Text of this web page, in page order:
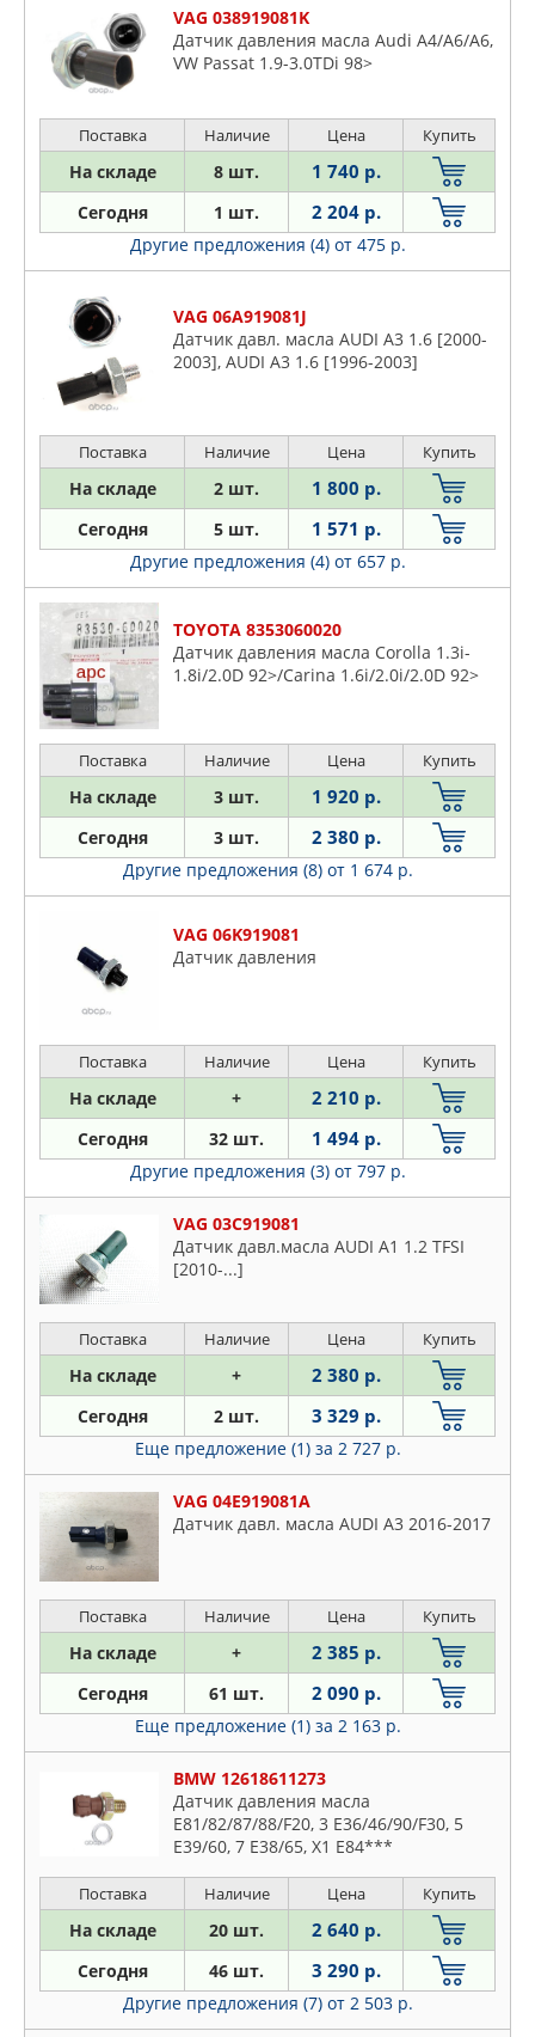
PEUGEOT
QUATTRO FRENI
RENAULT
SANKEI
SASIC
SAT
SSANGYONG
STARTVOLT
STELLOX
SUBARU
SUZUKI
SWAG
TAMA
TATSUMI
TOYOTA
TRUCKTEC AUTOMOTIVE
VIKA
VOLVO
ZENTPARTS
ZIKMAR
ZOMMER
VAG 038919081K
Датчик давления масла Audi A4/A6/A6,
VW Passat 1.9-3.0TDi 98>
Поставка Наличие Цена Купить
На складе 8 шт. 1 740 р.
Сегодня 1 шт. 2 204 р.
Другие предложения (4) от 475 р.
VAG 06A919081J
Датчик давл. масла AUDI A3 1.6 [2000-
2003], AUDI A3 1.6 [1996-2003]
Поставка Наличие Цена Купить
На складе 2 шт. 1 800 р.
Сегодня 5 шт. 1 571 р.
Другие предложения (4) от 657 р.
TOYOTA 8353060020
Датчик давления масла Corolla 1.3i-
1.8i/2.0D 92>/Carina 1.6i/2.0i/2.0D 92>
Поставка Наличие Цена Купить
На складе 3 шт. 1 920 р.
Сегодня 3 шт. 2 380 р.
Другие предложения (8) от 1 674 р.
VAG 06K919081
Датчик давления
Поставка Наличие Цена Купить
На складе + 2 210 р.
Сегодня 32 шт. 1 494 р.
Другие предложения (3) от 797 р.
VAG 03C919081
Датчик давл.масла AUDI A1 1.2 TFSI
[2010-...]
Поставка Наличие Цена Купить
На складе + 2 380 р.
Сегодня 2 шт. 3 329 р.
Еще предложение (1) за 2 727 р.
VAG 04E919081A
Датчик давл. масла AUDI A3 2016-2017
Поставка Наличие Цена Купить
На складе + 2 385 р.
Сегодня 61 шт. 2 090 р.
Еще предложение (1) за 2 163 р.
BMW 12618611273
Датчик давления масла
E81/82/87/88/F20, 3 E36/46/90/F30, 5
E39/60, 7 E38/65, X1 E84***
Поставка Наличие Цена Купить
На складе 20 шт. 2 640 р.
Сегодня 46 шт. 3 290 р.
Другие предложения (7) от 2 503 р.